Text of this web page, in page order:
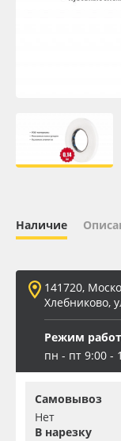
ПЭТ листовой
Вспененный ПВХ
Баннер
Заготовки для
Наличие
141720,
Хлебниково,
Режим
пн - пт 9:00 -
Самовывоз
Нет
В нарезку